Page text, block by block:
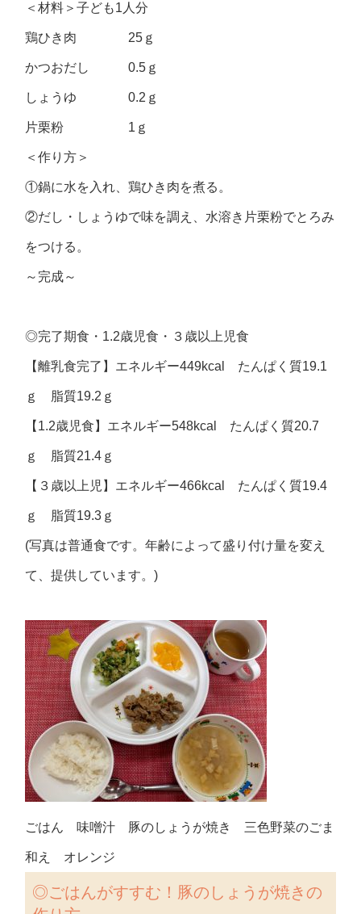
＜材料＞子ども1人分
鶏ひき肉 25ｇ
かつおだし 0.5ｇ
しょうゆ 0.2ｇ
片栗粉 1ｇ
＜作り方＞
①鍋に水を入れ、鶏ひき肉を煮る。
②だし・しょうゆで味を調え、水溶き片栗粉でとろみ
をつける。
～完成～
◎完了期食・ 1.2歳児食・３歳以上児食
【離乳食完了】エネルギー449kcal たんぱく質19.1
ｇ 脂質19.2ｇ
【1.2歳児食】エネルギー548kcal たんぱく質20.7
ｇ 脂質21.4ｇ
【３歳以上児】エネルギー466kcal たんぱく質19.4
ｇ 脂質19.3ｇ
(写真は普通食です。年齢によって盛り付け量を変え
て、提供しています。)
ごはん 味噌汁 豚のしょうが焼き 三色野菜のごま
和え オレンジ
◎ごはんがすすむ！豚のしょうが焼きの